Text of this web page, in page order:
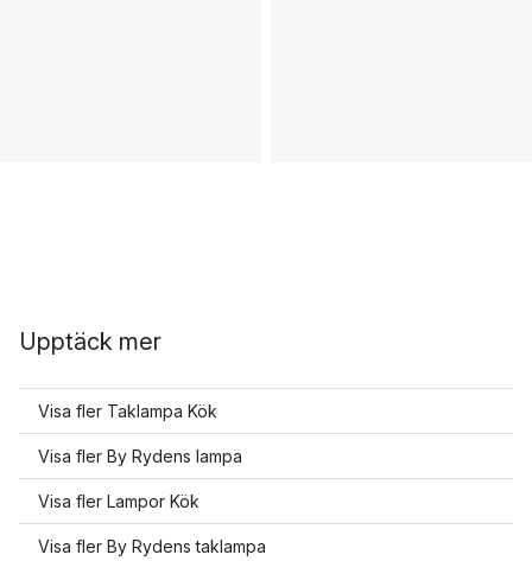
Upptäck mer
Visa fler Taklampa Kök
Visa fler By Rydens lampa
Visa fler Lampor Kök
Visa fler By Rydens taklampa